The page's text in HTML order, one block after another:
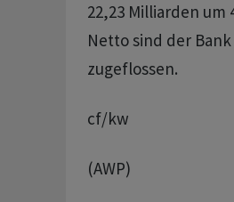
22,23 Milliarden um
Netto sind der
zugeflossen.
cf/kw
(AWP)